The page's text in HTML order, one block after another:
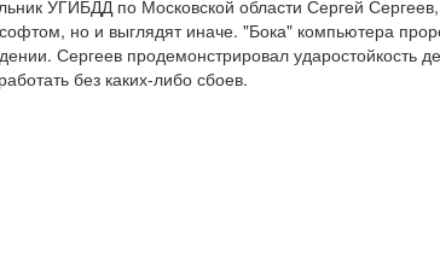
УГИБДД по Московской области Сергей
но и выглядят иначе. "Бока" компьютера
Сергеев продемонстрировал ударостойкость
без каких-либо сбоев.